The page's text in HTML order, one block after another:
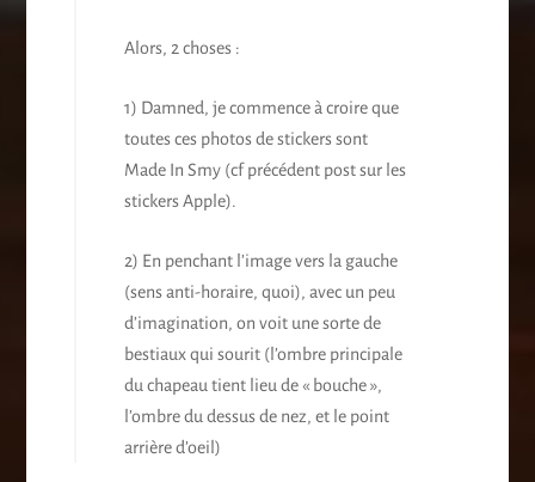
Alors, 2 choses :
1) Damned, je commence à croire que
toutes ces photos de stickers sont
Made In Smy (cf précédent post sur les
stickers Apple).
2) En penchant l’image vers la gauche
(sens anti-horaire, quoi), avec un peu
d’imagination, on voit une sorte de
bestiaux qui sourit (l’ombre principale
du chapeau tient lieu de « bouche »,
l’ombre du dessus de nez, et le point
arrière d’oeil)